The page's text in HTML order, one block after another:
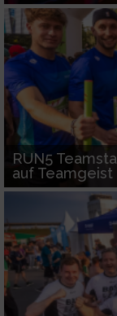
RUN5
auf Teamgeist